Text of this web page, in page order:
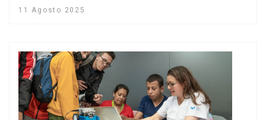
11 Agosto 2025